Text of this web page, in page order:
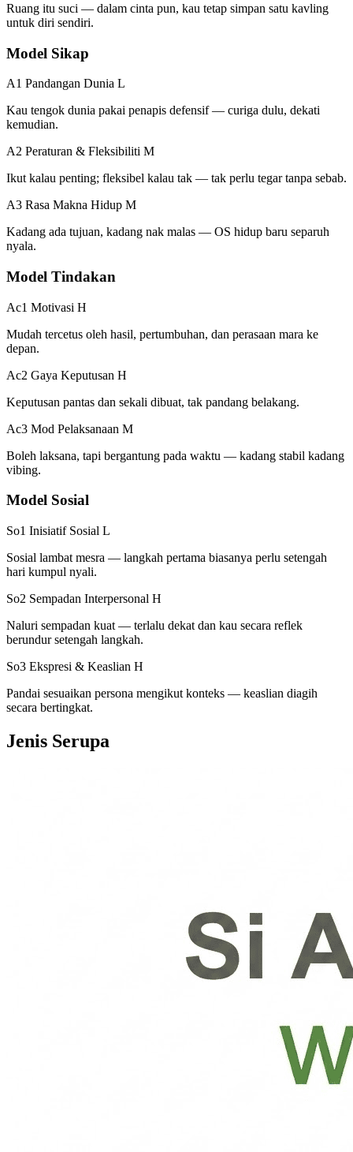
Ruang itu suci — dalam cinta pun, kau tetap simpan satu kavling
untuk diri sendiri.
Model Sikap
A1 Pandangan Dunia L
Kau tengok dunia pakai penapis defensif — curiga dulu, dekati
kemudian.
A2 Peraturan & Fleksibiliti M
Ikut kalau penting; fleksibel kalau tak — tak perlu tegar tanpa sebab.
A3 Rasa Makna Hidup M
Kadang ada tujuan, kadang nak malas — OS hidup baru separuh
nyala.
Model Tindakan
Ac1 Motivasi H
Mudah tercetus oleh hasil, pertumbuhan, dan perasaan mara ke
depan.
Ac2 Gaya Keputusan H
Keputusan pantas dan sekali dibuat, tak pandang belakang.
Ac3 Mod Pelaksanaan M
Boleh laksana, tapi bergantung pada waktu — kadang stabil kadang
vibing.
Model Sosial
So1 Inisiatif Sosial L
Sosial lambat mesra — langkah pertama biasanya perlu setengah
hari kumpul nyali.
So2 Sempadan Interpersonal H
Naluri sempadan kuat — terlalu dekat dan kau secara reflek
berundur setengah langkah.
So3 Ekspresi & Keaslian H
Pandai sesuaikan persona mengikut konteks — keaslian diagih
secara bertingkat.
Jenis Serupa